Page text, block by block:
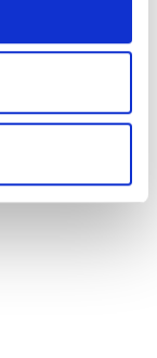
och i serie
och